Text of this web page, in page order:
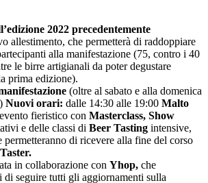
2022 precedentemente
allestimento, che permetterà di raddoppiare
alla manifestazione (75, contro i 40
le birre artigianali da poter degustare
prima edizione).
(oltre al sabato e alla domenica
Nuovi orari: dalle 14:30 alle 19:00 Malto
fieristico con Masterclass, Show
e delle classi di Beer Tasting intensive,
permetteranno di ricevere alla fine del corso
in collaborazione con Yhop, che
di seguire tutti gli aggiornamenti sulla